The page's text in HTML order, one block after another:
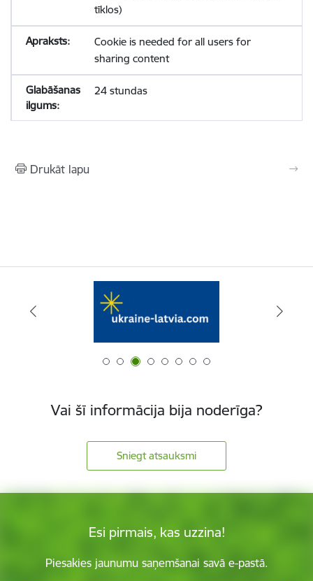
tīklos)
Cookie is needed for all users for
sharing content
24 stundas
Drukāt lapu
Vai šī informācija bija noderīga?
Sniegt atsauksmi
Esi pirmais, kas uzzina!
Piesakies jaunumu saņemšanai savā e-pastā.